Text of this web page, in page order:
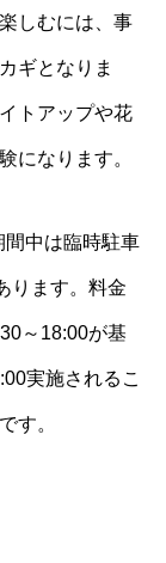
しむには、事
ギとなりま
トアップや花
になります。
中は臨時駐車
ります。料金
～18:00が基
実施されるこ
す。